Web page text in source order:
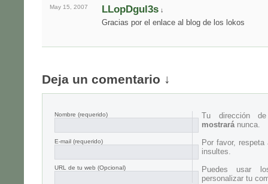
May 15, 2007 LLopDgul3s ↓
Gracias por el enlace al blog de los lokos
Deja un comentario ↓
Nombre (requerido)
E-mail (requerido)
URL de tu web (Opcional)
Tu dirección
mostraránunca.
Por favor,
insultes.
Puedes usar
personalizar tu